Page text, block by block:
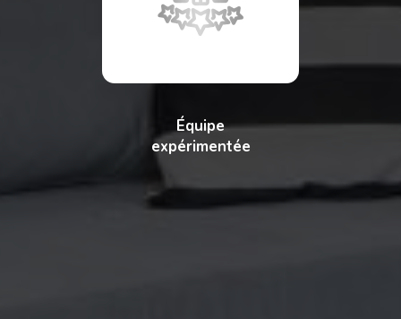
Équipe
expérimentée